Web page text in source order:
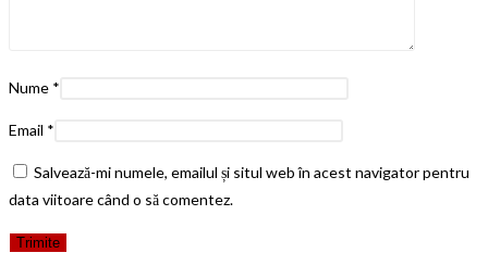
Nume *
Email *
Salvează-mi numele, emailul și situl web în acest navigator pentru
data viitoare când o să comentez.